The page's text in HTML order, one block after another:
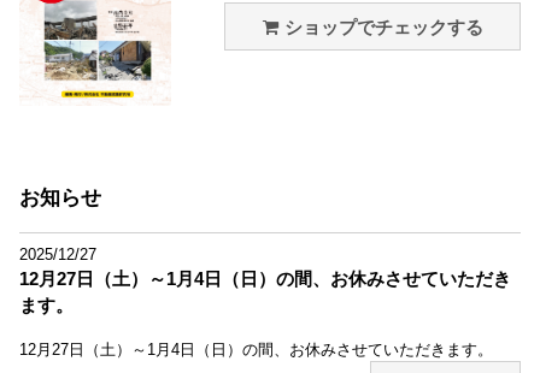
ショップでチェックする
お知らせ
2025/12/27
12月27日（土）～1月4日（日）の間、お休みさせていただき
ます。
12月27日（土）～1月4日（日）の間、お休みさせていただきます。